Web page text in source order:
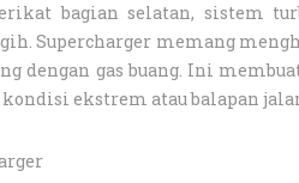
bagian selatan, sistem
Supercharger memang
dengan gas buang. Ini
ekstrem atau balapan